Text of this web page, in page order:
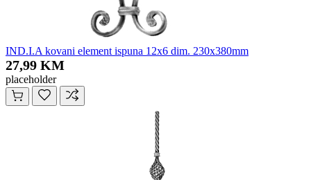
IND.I.A kovani element ispuna 12x6 dim. 230x380mm
27,99 KM
placeholder